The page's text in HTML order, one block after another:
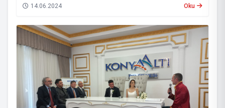
14.06.2024 Oku